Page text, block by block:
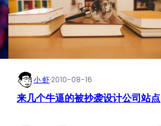
小 虾·2010-08-16
来几个牛逼的被抄袭设计公司站点